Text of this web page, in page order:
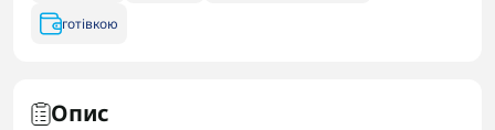
готівкою
Опис